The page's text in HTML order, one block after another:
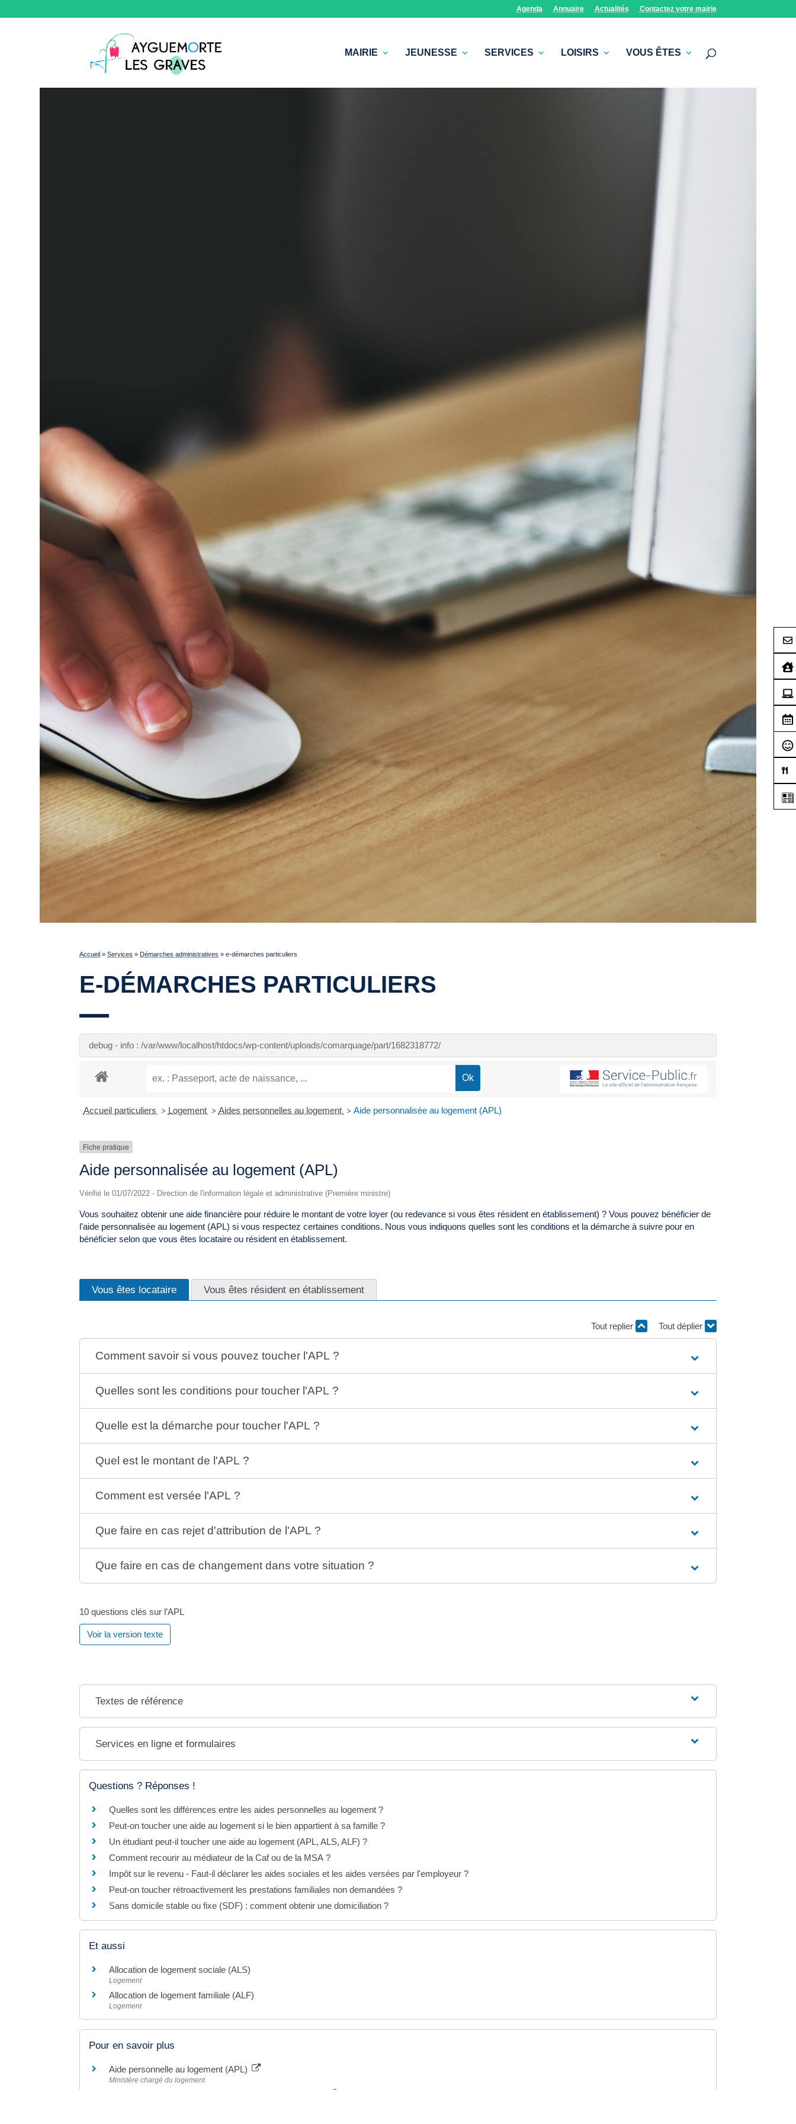
Agenda Annuaire Actualités Contactez votre mairie
MAIRIE JEUNESSE SERVICES LOISIRS VOUS ÊTES
Accueil »Services » Démarches administratives »e-démarches particuliers
E-DÉMARCHES PARTICULIERS
debug - info : /var/www/localhost/htdocs/wp-content/uploads/comarquage/part/1682318772/
Accueil particuliers > Logement > Aides personnelles au logement > Aide personnalisée au logement (APL)
Fiche pratique
Aide personnalisée au logement (APL)
Vérifié le 01/07/2022 - Direction de l'information légale et administrative (Première ministre)
Vous souhaitez obtenir une aide financière pour réduire le montant de votre loyer (ou redevance si vous êtes résident en établissement) ? Vous pouvez bénéficier de
l'aide personnalisée au logement (APL) si vous respectez certaines conditions. Nous vous indiquons quelles sont les conditions et la démarche à suivre pour en
bénéficier selon que vous êtes locataire ou résident en établissement.
Vous êtes locataire Vous êtes résident en établissement
Tout replier Tout déplier
Comment savoir si vous pouvez toucher l'APL ?
Quelles sont les conditions pour toucher l'APL ?
Quelle est la démarche pour toucher l'APL ?
Quel est le montant de l'APL ?
Comment est versée l'APL ?
Que faire en cas rejet d'attribution de l'APL ?
Que faire en cas de changement dans votre situation ?
10 questions clés sur l’APL
Voir la version texte
Textes de référence
Services en ligne et formulaires
Questions ? Réponses !
Quelles sont les différences entre les aides personnelles au logement ?
Peut-on toucher une aide au logement si le bien appartient à sa famille ?
Un étudiant peut-il toucher une aide au logement (APL, ALS, ALF) ?
Comment recourir au médiateur de la Caf ou de la MSA ?
Impôt sur le revenu - Faut-il déclarer les aides sociales et les aides versées par l'employeur ?
Peut-on toucher rétroactivement les prestations familiales non demandées ?
Sans domicile stable ou fixe (SDF) : comment obtenir une domiciliation ?
Et aussi
Allocation de logement sociale (ALS)
Logement
Allocation de logement familiale (ALF)
Logement
Pour en savoir plus
Aide personnelle au logement (APL)
Ministère chargé du logement